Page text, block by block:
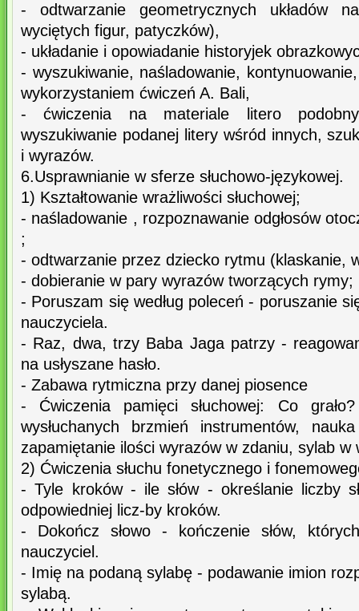
- odtwarzanie geometrycznych układów
wyciętych figur, patyczków),
- układanie i opowiadanie historyjek
- wyszukiwanie, naśladowanie,
wykorzystaniem ćwiczeń A. Bali,
- ćwiczenia na materiale litero
wyszukiwanie podanej litery wśród innych,
i wyrazów.
6.Usprawnianie w sferze słuchowo-językowej.
1) Kształtowanie wrażliwości słuchowej;
- naśladowanie , rozpoznawanie odgłosów
;
- odtwarzanie przez dziecko rytmu (klaskanie,
- dobieranie w pary wyrazów tworzących rymy;
- Poruszam się według poleceń - poruszanie
nauczyciela.
- Raz, dwa, trzy Baba Jaga patrzy -
na usłyszane hasło.
- Zabawa rytmiczna przy danej piosence
- Ćwiczenia pamięci słuchowej: Co
wysłuchanych brzmień instrumentów,
zapamiętanie ilości wyrazów w zdaniu, sylab w
2) Ćwiczenia słuchu fonetycznego i
- Tyle kroków - ile słów - określanie liczby
odpowiedniej licz-by kroków.
- Dokończ słowo - kończenie słów,
nauczyciel.
- Imię na podaną sylabę - podawanie imion
sylabą.